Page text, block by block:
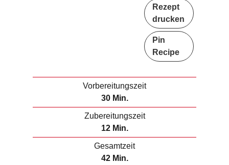
Rezept
drucken
Pin
Recipe
Vorbereitungszeit
30M
i
t
e
Min.
Zubereitungszeit
12M
i
Min.
Gesamtzeit
42MMin.